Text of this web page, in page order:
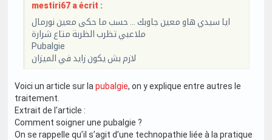
mestiri67 a écrit :
ايا سيدي هاو معين جاوبك … حسب ما حكى معين نورمال
ملاعبي تظرب الظربة متاع شرارة
Pubalgie
لازم بش يكون زايد في الميزان
Voici un article sur la pubalgie, on y explique entre autres le
traitement.
Extrait de l'article :
Comment soigner une pubalgie ?
On se rappelle qu’il s’agit d’une technopathie liée à la pratique